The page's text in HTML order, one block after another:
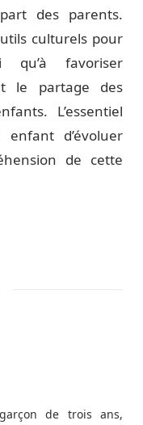
des parents.
culturels pour
favoriser
le partage des
L’essentiel
d’évoluer
de cette
de trois ans,